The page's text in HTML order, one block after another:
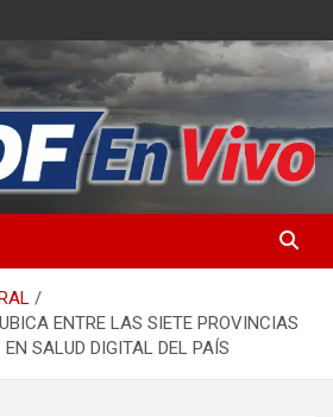
ENTRE LAS SIETE PROVINCIAS
SALUD DIGITAL DEL PAÍS